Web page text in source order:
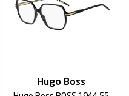
Hugo Boss